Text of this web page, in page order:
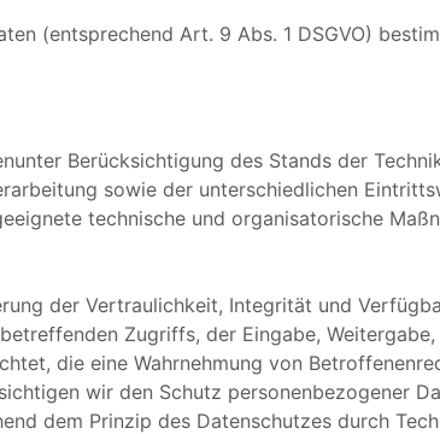
(entsprechend Art. 9 Abs. 1 DSGVO)
Berücksichtigung des Stands der
sowie der unterschiedlichen
technische und organisatorische
der Vertraulichkeit, Integrität und
Zugriffs, der Eingabe,
die eine Wahrnehmung von
wir den Schutz personenbezogener
dem Prinzip des Datenschutzes durch